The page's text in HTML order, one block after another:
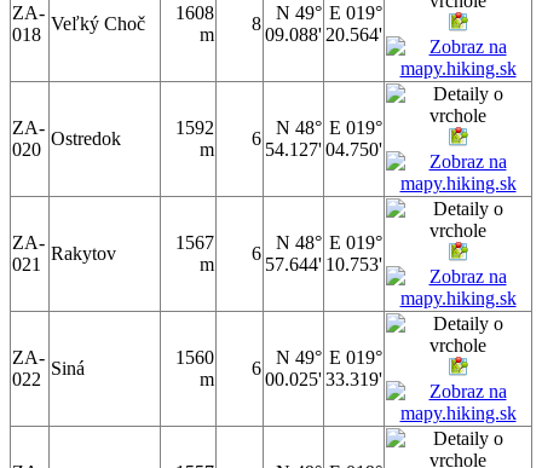
ZA-
018
Veľký Choč
1608
m
8
N 49°
09.088'
E 019°
20.564'
ZA-
020
Ostredok
1592
m
6
N 48°
54.127'
E 019°
04.750'
ZA-
021
Rakytov
1567
m
6
N 48°
57.644'
E 019°
10.753'
ZA-
022
Siná
1560
m
6
N 49°
00.025'
E 019°
33.319'